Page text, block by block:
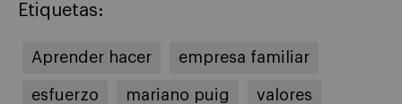
Etiquetas:
Aprender hacer empresa familiar
esfuerzo mariano puig valores